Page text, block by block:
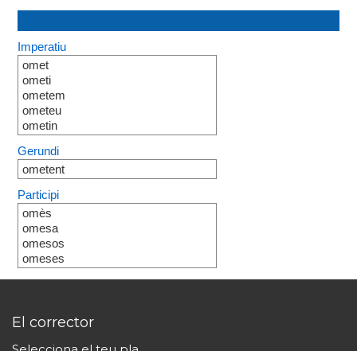
Imperatiu
omet
ometi
ometem
ometeu
ometin
Gerundi
ometent
Participi
omès
omesa
omesos
omeses
El corrector